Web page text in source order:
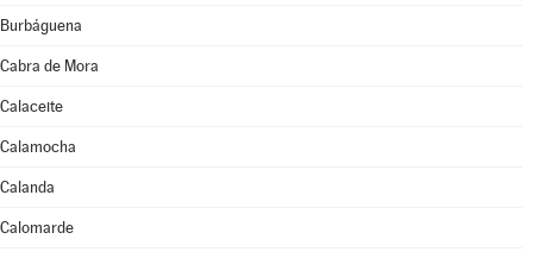
Burbáguena
Cabra de Mora
Calaceite
Calamocha
Calanda
Calomarde